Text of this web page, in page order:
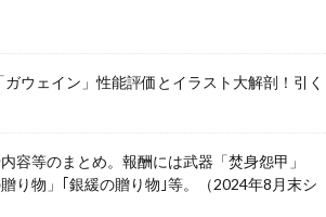
ウェイン」性能評価とイラスト大解剖！引く
容等のまとめ。報酬には武器「焚身怨甲」
り物」｢銀緩の贈り物｣等。（2024年8月末シ